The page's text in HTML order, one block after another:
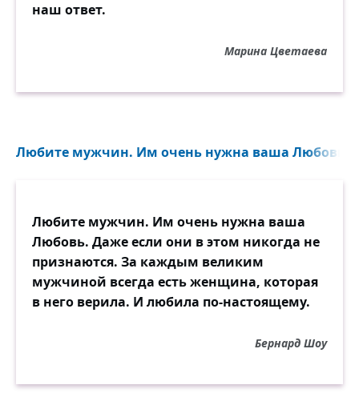
наш ответ.
Марина Цветаева
Любите мужчин. Им очень нужна ваша Любовь.
Любите мужчин. Им очень нужна ваша
Любовь. Даже если они в этом никогда не
признаются. За каждым великим
мужчиной всегда есть женщина, которая
в него верила. И любила по-настоящему.
Бернард Шоу